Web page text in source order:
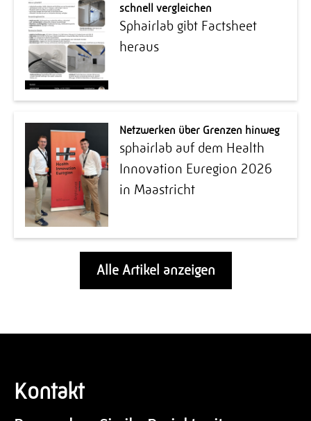
schnell vergleichen
Sphairlab gibt Factsheet
heraus
Netzwerken über Grenzen hinweg
sphairlab auf dem Health
Innovation Euregion 2026
in Maastricht
Alle Artikel anzeigen
Kontakt